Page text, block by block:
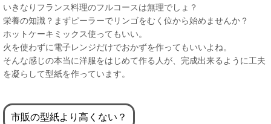
いきなりフランス料理のフルコースは無理でしょ？
栄養の知識？まずピーラーでリンゴをむく位から始めませんか？
ホットケーキミックス使ってもいい。
火を使わずに電子レンジだけでおかずを作ってもいいよね。
そんな感じの本当に洋服をはじめて作る人が、完成出来るように工夫
を凝らして型紙を作っています。
市販の型紙より高くない？